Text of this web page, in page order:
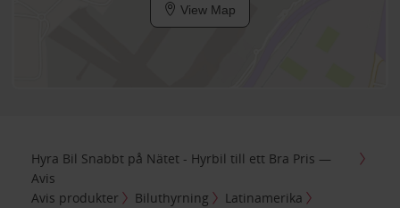
View Map
Hyra Bil Snabbt på Nätet - Hyrbil till ett Bra Pris —
Avis
Avis produkter
Biluthyrning
Latinamerika